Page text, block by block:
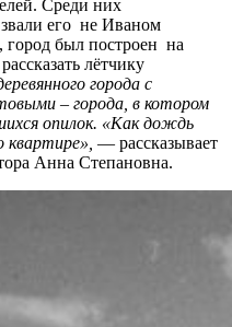
Среди них
его не Иваном
был построен на
лётчику
города с
– города, в котором
опилок. «Как дождь
— рассказывает
Анна Степановна.